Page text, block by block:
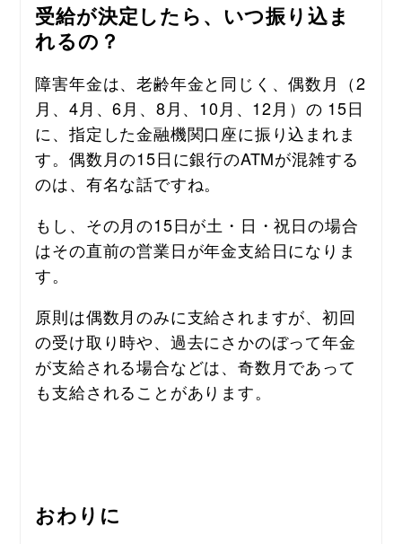
受給が決定したら、いつ振り込ま
れるの？
障害年金は、老齢年金と同じく、偶数月（2
月、4月、6月、8月、10月、12月）の 15日
に、指定した金融機関口座に振り込まれま
す。偶数月の15日に銀行のATMが混雑する
のは、有名な話ですね。
もし、その月の15日が土・日・祝日の場合
はその直前の営業日が年金支給日になりま
す。
原則は偶数月のみに支給されますが、初回
の受け取り時や、過去にさかのぼって年金
が支給される場合などは、奇数月であって
も支給されることがあります。
おわりに